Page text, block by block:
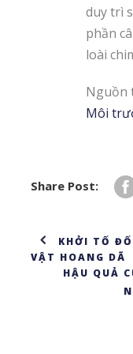
duy trì
phần
loài
Nguồn
Môi
Share Post:
KHỞI TỐ
VẬT HOANG DÃ
HẬU QUẢ